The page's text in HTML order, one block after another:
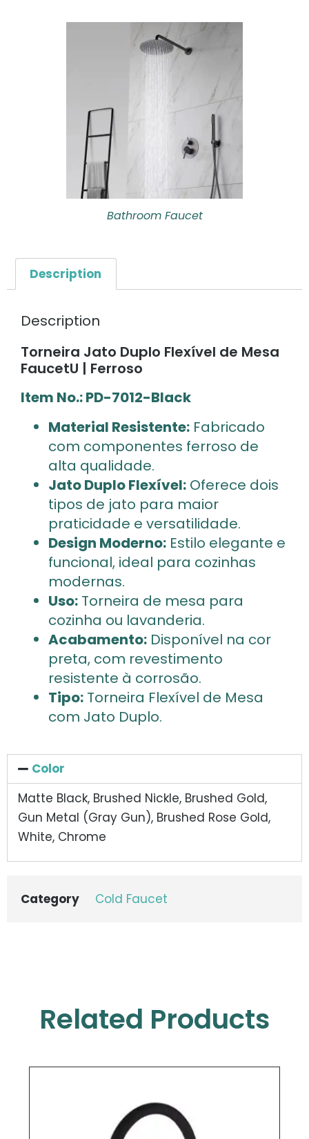
Bathroom Faucet
Description
Description
Torneira Jato Duplo Flexível de Mesa
FaucetU | Ferroso
Item No.: PD-7012-Black
Material Resistente: Fabricado
com componentes ferroso de
alta qualidade.
Jato Duplo Flexível: Oferece dois
tipos de jato para maior
praticidade e versatilidade.
Design Moderno: Estilo elegante e
funcional, ideal para cozinhas
modernas.
Uso: Torneira de mesa para
cozinha ou lavanderia.
Acabamento: Disponível na cor
preta, com revestimento
resistente à corrosão.
Tipo: Torneira Flexível de Mesa
com Jato Duplo.
Color
Matte Black, Brushed Nickle, Brushed Gold,
Gun Metal (Gray Gun), Brushed Rose Gold,
White, Chrome
Category Cold Faucet
Related Products